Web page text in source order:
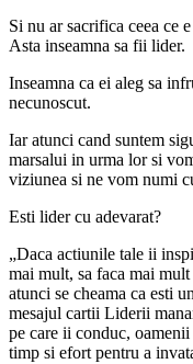
Si nu ar sacrifica ceea ce
Asta inseamna sa fii lider.
Inseamna ca ei aleg sa
necunoscut.
Iar atunci cand suntem
marsalui in urma lor si
viziunea si ne vom numi
Esti lider cu adevarat?
„Daca actiunile tale ii
mai mult, sa faca mai
atunci se cheama ca esti
mesajul cartii Liderii
pe care ii conduc,
timp si efort pentru a